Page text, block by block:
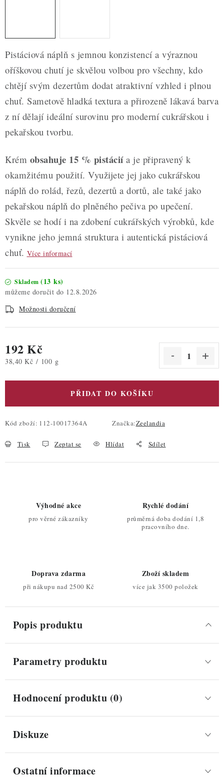
Nepřevzetí zásilky na dobírku
Hodnocení obchodu
Blog
Moje objednávka
Podmínky ochrany osobních údajů
Pistáciová náplň s jemnou konzistencí a výraznou
oříškovou chutí je skvělou volbou pro všechny, kdo
chtějí svým dezertům dodat atraktivní vzhled i plnou
chuť. Sametově hladká textura a přirozeně lákavá barva
z ní dělají ideální surovinu pro moderní cukrářskou i
pekařskou tvorbu.
Krém obsahuje 15 % pistáciía je připravený k
okamžitému použití. Využijete jej jako cukrářskou
náplň do rolád, řezů, dezertů a dortů, ale také jako
pekařskou náplň do plněného pečiva po upečení.
Skvěle se hodí i na zdobení cukrářských výrobků, kde
vynikne jeho jemná struktura i autentická pistáciová
chuť. Více informací
Skladem (13 ks)
12.8.2026
Možnosti doručení
192 Kč
Měrná cena:
38,40 Kč / 100 g
PŘIDAT DO KOŠÍKU
Kód zboží: 112-10017364A Značka:Zeelandia
Tisk Zeptat se Hlídat Sdílet
Výhodné akce
pro věrné zákazníky
Rychlé dodání
průměrná doba dodání 1,8
pracovního dne.
Doprava zdarma
při nákupu nad 2500 Kč
Zboží skladem
více jak 3500 položek
Popis produktu
Parametry produktu
Hodnocení produktu (0)
Diskuze
Ostatní informace